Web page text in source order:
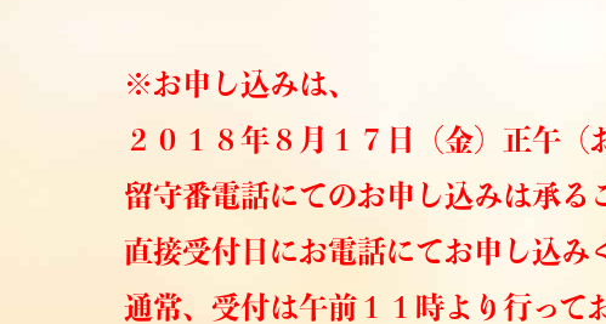
※お申し込みは、
２０１８年８ 月１７日（金）正午（
留守番電話にてのお申し込みは承る
直接受付日にお電話にてお申し込み
通常、受付は午前１１時より行って